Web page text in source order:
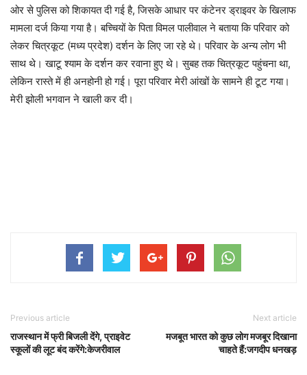
ओर से पुलिस को शिकायत दी गई है, जिसके आधार पर कंटेनर ड्राइवर के खिलाफ
मामला दर्ज किया गया है। बच्चियों के पिता विमल पालीवाल ने बताया कि परिवार को
लेकर चित्रकूट (मध्य प्रदेश) दर्शन के लिए जा रहे थे। परिवार के अन्य लोग भी
साथ थे। खाटू श्याम के दर्शन कर रवाना हुए थे। सुबह तक चित्रकूट पहुंचना था,
लेकिन रास्ते में ही अनहोनी हो गई। पूरा परिवार मेरी आंखों के सामने ही टूट गया।
मेरी झोली भगवान ने खाली कर दी।
Previous article
राजस्थान में फ्री बिजली देंगे, प्राइवेट
स्कूलों की लूट बंद करेंगे:केजरीवाल
Next article
मजबूत भारत को कुछ लोग मजबूर दिखाना
चाहते हैं:जगदीप धनखड़